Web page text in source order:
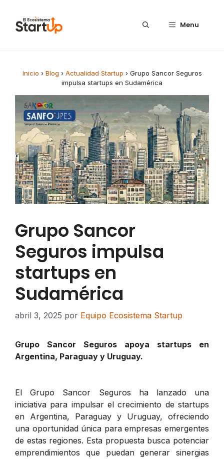
Menu
Inicio › Blog › Actualidad Startup › Grupo Sancor Seguros
impulsa startups en Sudamérica
Grupo Sancor
Seguros impulsa
startups en
Sudamérica
abril 3, 2025 por Equipo Ecosistema Startup
Grupo Sancor Seguros apoya startups en
Argentina, Paraguay y Uruguay.
El Grupo Sancor Seguros ha lanzado una
iniciativa para impulsar el crecimiento de startups
en Argentina, Paraguay y Uruguay, ofreciendo
una oportunidad única para empresas emergentes
de estas regiones. Esta propuesta busca potenciar
emprendimientos que puedan generar sinergias